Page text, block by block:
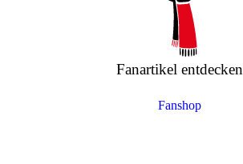
Fanartikel entdecken
Fanshop